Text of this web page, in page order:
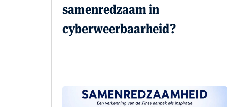
samenredzaam in
cyberweerbaarheid?